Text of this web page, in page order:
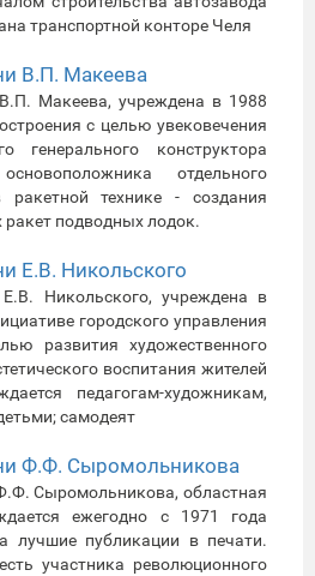
транспортной конторе Челя
В.П. Макеева
Макеева, учреждена в 1988
с целью увековечения
генерального конструктора
отдельного
ракетной технике - создания
ракет подводных лодок.
Е.В. Никольского
Никольского, учреждена в
городского управления
развития художественного
воспитания жителей
педагогам-художникам,
самодеят
Ф.Ф. Сыромольникова
Сыромольникова, областная
ежегодно с 1971 года
лучшие публикации в печати.
участника революционного